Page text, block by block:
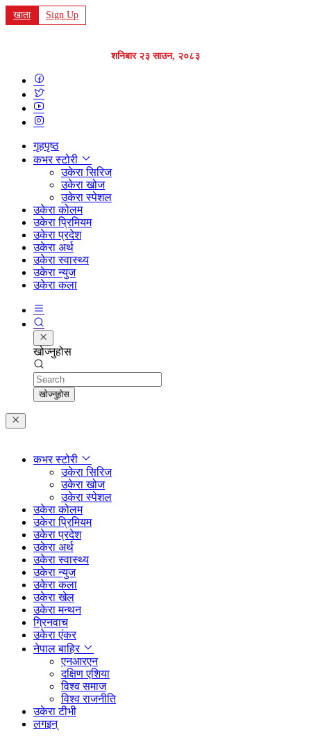
खाता Sign Up
शनिबार २३ साउन, २०८३
गृहपृष्ठ
कभर स्टोरी
उकेरा सिरिज
उकेरा खोज
उकेरा स्पेशल
उकेरा कोलम
उकेरा प्रिमियम
उकेरा प्रदेश
उकेरा अर्थ
उकेरा स्वास्थ्य
उकेरा न्युज
उकेरा कला
खोज्नुहोस
Search
खोज्नुहोस
कभर स्टोरी
उकेरा सिरिज
उकेरा खोज
उकेरा स्पेशल
उकेरा कोलम
उकेरा प्रिमियम
उकेरा प्रदेश
उकेरा अर्थ
उकेरा स्वास्थ्य
उकेरा न्युज
उकेरा कला
उकेरा खेल
उकेरा मन्थन
ग्रिनवाच
उकेरा एंकर
नेपाल बाहिर
एनआरएन
दक्षिण एशिया
विश्व समाज
विश्व राजनीति
उकेरा टीभी
लगइन्